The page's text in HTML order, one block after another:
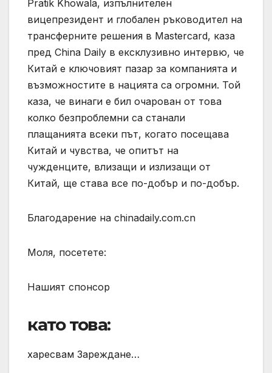
Pratik Khowala, изпълнителен
вицепрезидент и глобален ръководител на
трансферните решения в Mastercard, каза
пред China Daily в ексклузивно интервю, че
Китай е ключовият пазар за компанията и
възможностите в нацията са огромни. Той
каза, че винаги е бил очарован от това
колко безпроблемни са станали
плащанията всеки път, когато посещава
Китай и чувства, че опитът на
чужденците, влизащи и излизащи от
Китай, ще става все по-добър и по-добър.
Благодарение на chinadaily.com.cn
Моля, посетете:
Нашият спонсор
като това:
харесвам Зареждане…